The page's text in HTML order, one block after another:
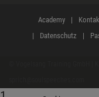
Academy
Datenschutz